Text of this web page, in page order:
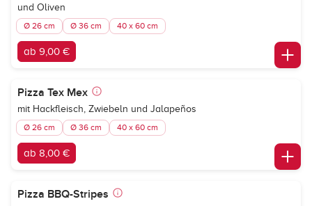
und Oliven
Ø 26 cm Ø 36 cm 40 x 60 cm
ab 9,00 €
Pizza Tex Mex
mit Hackfleisch, Zwiebeln und Jalapeños
Ø 26 cm Ø 36 cm 40 x 60 cm
ab 8,00 €
Pizza BBQ-Stripes